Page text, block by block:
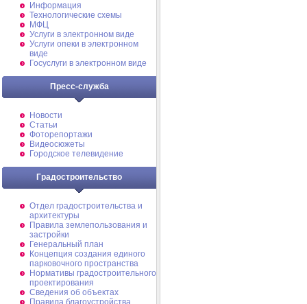
Информация
Технологические схемы
МФЦ
Услуги в электронном виде
Услуги опеки в электронном
виде
Госуслуги в электронном виде
Пресс-служба
Новости
Статьи
Фоторепортажи
Видеосюжеты
Городское телевидение
Градостроительство
Отдел градостроительства и
архитектуры
Правила землепользования и
застройки
Генеральный план
Концепция создания единого
парковочного пространства
Нормативы градостроительного
проектирования
Сведения об объектах
Правила благоустройства